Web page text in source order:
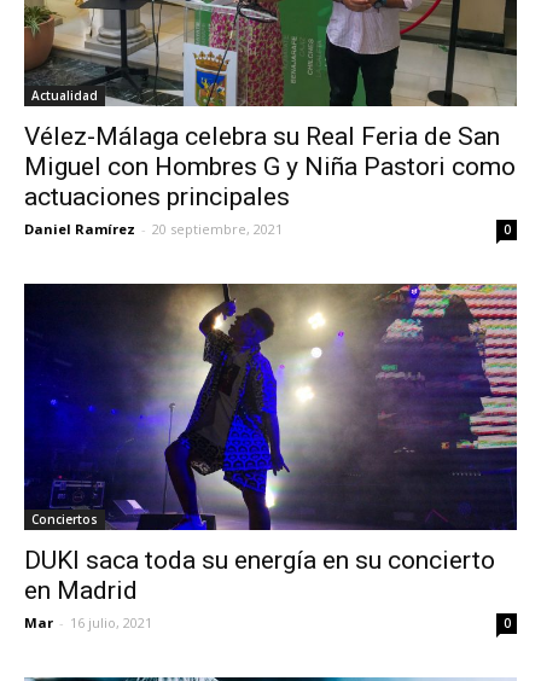
Actualidad
Vélez-Málaga celebra su Real Feria de San
Miguel con Hombres G y Niña Pastori como
actuaciones principales
Daniel Ramírez - 20 septiembre, 2021 0
Conciertos
DUKI saca toda su energía en su concierto
en Madrid
Mar - 16 julio, 2021 0